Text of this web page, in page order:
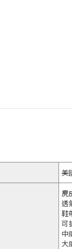
美
麂
透
鞋
可
中
大